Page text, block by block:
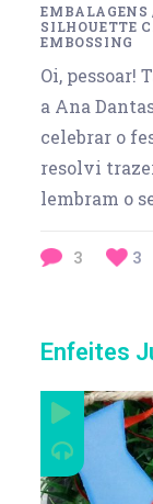
EMBALAGENS
SILHOUETTE
EMBOSSING
Oi, pessoar!
a Ana
celebrar o
resolvi
lembram o
3 3
Enfeites